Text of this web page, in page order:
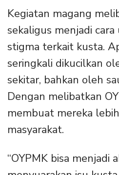
Kegiatan magang
sekaligus menjadi
stigma terkait kusta.
seringkali dikucilkan
sekitar, bahkan oleh
Dengan melibatkan
membuat mereka
masyarakat.
“OYPMK bisa menjadi